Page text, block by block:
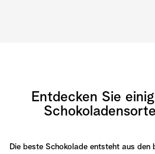
Entdecken Sie
Die beste Schokolade entsteht aus den